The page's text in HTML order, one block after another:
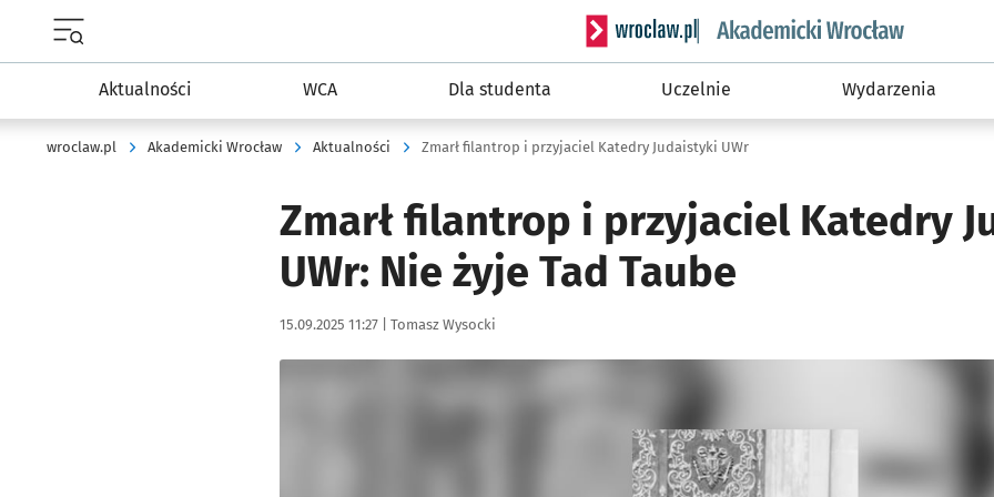
Menu główne portalu wroclaw.pl
Serwis informacyjny wroclaw.pl podserwis:
Aktualności WCA Dla studenta Uczelnie Wydarzenia
wroclaw.pl Akademicki Wrocław Aktualności Zmarł filantrop i przyjaciel Katedry Judaistyki UWr
Zmarł filantrop i przyjaciel Katedry
UWr: Nie żyje Tad Taube
Data publikacji:
15.09.2025 11:27 | Autor:
Tomasz Wysocki